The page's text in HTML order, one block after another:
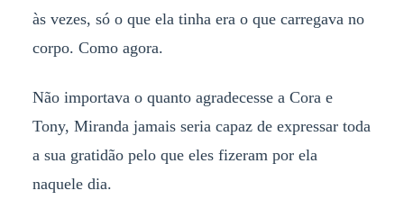
às vezes, só o que ela tinha era o que carregava no
corpo. Como agora.
Não importava o quanto agradecesse a Cora e
Tony, Miranda jamais seria capaz de expressar toda
a sua gratidão pelo que eles fizeram por ela
naquele dia.